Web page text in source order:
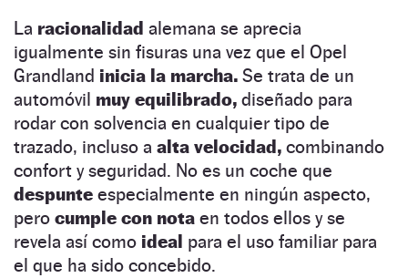
La racionalidad alemana se aprecia
igualmente sin fisuras una vez que el Opel
Grandland inicia la marcha. Se trata de un
automóvil muy equilibrado, diseñado para
rodar con solvencia en cualquier tipo de
trazado, incluso a alta velocidad, combinando
confort y seguridad. No es un coche que
despunte especialmente en ningún aspecto,
pero cumple con nota en todos ellos y se
revela así como ideal para el uso familiar para
el que ha sido concebido.